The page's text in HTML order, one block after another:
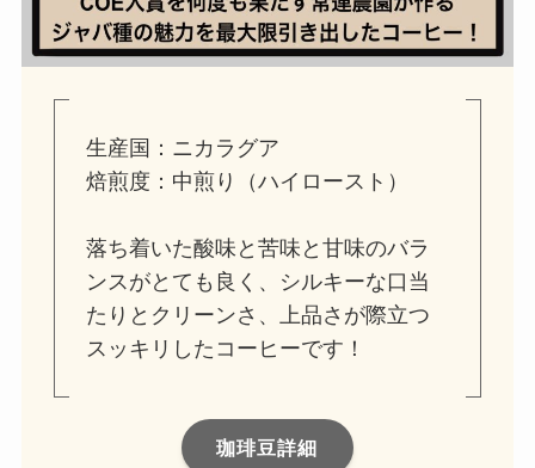
生産国：ニカラグア
焙煎度：中煎り（ハイロースト）
落ち着いた酸味と苦味と甘味のバラ
ンスがとても良く、シルキーな口当
たりとクリーンさ、上品さが際立つ
スッキリしたコーヒーです！
珈琲豆詳細